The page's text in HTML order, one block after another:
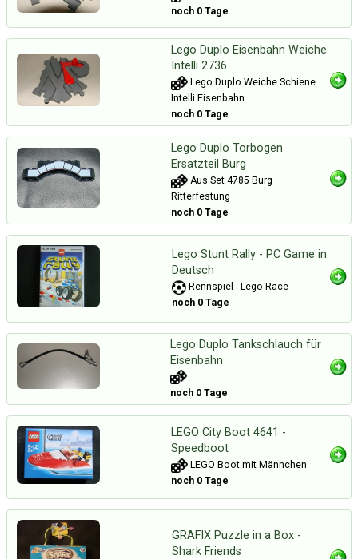
noch 0 Tage
Lego Duplo Eisenbahn Weiche
Intelli 2736
Lego Duplo Weiche Schiene
Intelli Eisenbahn
noch 0 Tage
Lego Duplo Torbogen
Ersatzteil Burg
Aus Set 4785 Burg
Ritterfestung
noch 0 Tage
Lego Stunt Rally - PC Game in
Deutsch
Rennspiel - Lego Race
noch 0 Tage
Lego Duplo Tankschlauch für
Eisenbahn
noch 0 Tage
LEGO City Boot 4641 -
Speedboot
LEGO Boot mit Männchen
noch 0 Tage
GRAFIX Puzzle in a Box -
Shark Friends